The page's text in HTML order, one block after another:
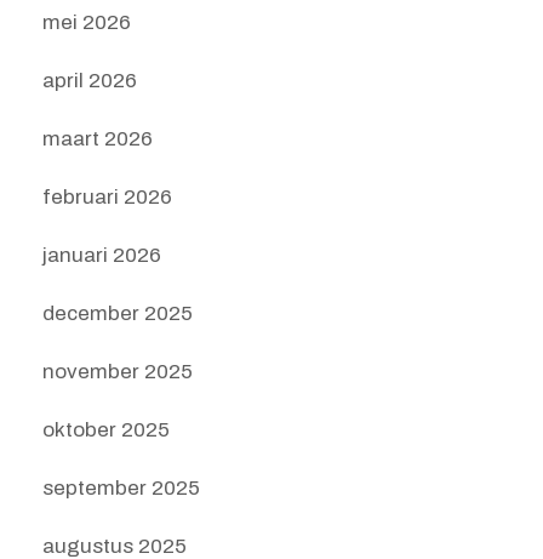
mei 2026
april 2026
maart 2026
februari 2026
januari 2026
december 2025
november 2025
oktober 2025
september 2025
augustus 2025